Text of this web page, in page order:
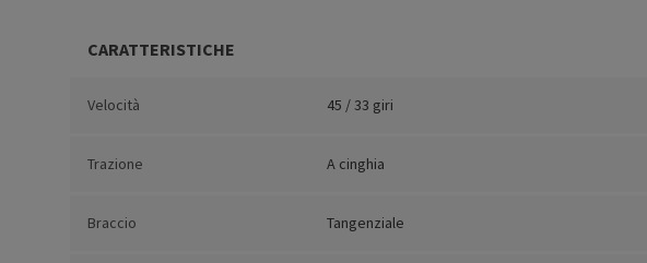
CARATTERISTICHE
Velocità 45 / 33 giri
Trazione A cinghia
Braccio Tangenziale